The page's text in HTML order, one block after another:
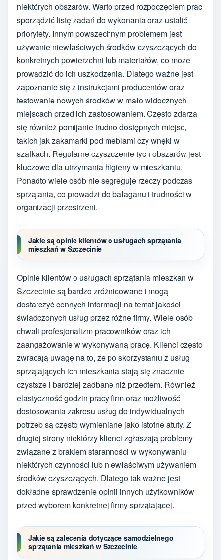
niektórych obszarów. Warto przed rozpoczęciem prac
sporządzić listę zadań do wykonania oraz ustalić
priorytety. Innym powszechnym problemem jest
używanie niewłaściwych środków czyszczących do
konkretnych powierzchni lub materiałów, co może
prowadzić do ich uszkodzenia. Dlatego ważne jest
zapoznanie się z instrukcjami producentów oraz
testowanie nowych środków w mało widocznych
miejscach przed ich zastosowaniem. Często zdarza
się również pomijanie trudno dostępnych miejsc,
takich jak zakamarki pod meblami czy wnęki w
szafkach. Regularne czyszczenie tych obszarów jest
kluczowe dla utrzymania higieny w mieszkaniu.
Ponadto wiele osób nie segreguje rzeczy podczas
sprzątania, co prowadzi do bałaganu i trudności w
organizacji przestrzeni.
Jakie są opinie klientów o usługach sprzątania
mieszkań w Szczecinie
Opinie klientów o usługach sprzątania mieszkań w
Szczecinie są bardzo zróżnicowane i mogą
dostarczyć cennych informacji na temat jakości
świadczonych usług przez różne firmy. Wiele osób
chwali profesjonalizm pracowników oraz ich
zaangażowanie w wykonywaną pracę. Klienci często
zwracają uwagę na to, że po skorzystaniu z usług
sprzątających ich mieszkania stają się znacznie
czystsze i bardziej zadbane niż przedtem. Również
elastyczność godzin pracy firm oraz możliwość
dostosowania zakresu usług do indywidualnych
potrzeb są często wymieniane jako istotne atuty. Z
drugiej strony niektórzy klienci zgłaszają problemy
związane z brakiem staranności w wykonywaniu
niektórych czynności lub niewłaściwym używaniem
środków czyszczących. Dlatego tak ważne jest
dokładne sprawdzenie opinii innych użytkowników
przed wyborem konkretnej firmy sprzątającej.
Jakie są zalecenia dotyczące samodzielnego
sprzątania mieszkań w Szczecinie